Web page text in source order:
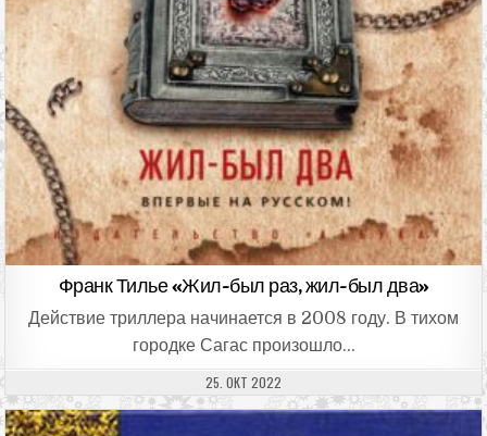
Франк Тилье «Жил-был раз, жил-был два»
Действие триллера начинается в 2008 году. В тихом
городке Сагас произошло…
ДАТА ПУБЛИКАЦИИ:
25. ОКТ 2022